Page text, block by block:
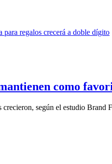
como
crecieron, según el estudio